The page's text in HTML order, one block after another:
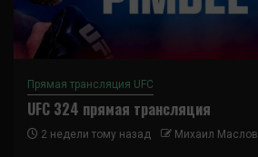
Прямая трансляция UFC
UFC 324 прямая трансляция
2 недели тому назад Михаил Маслов